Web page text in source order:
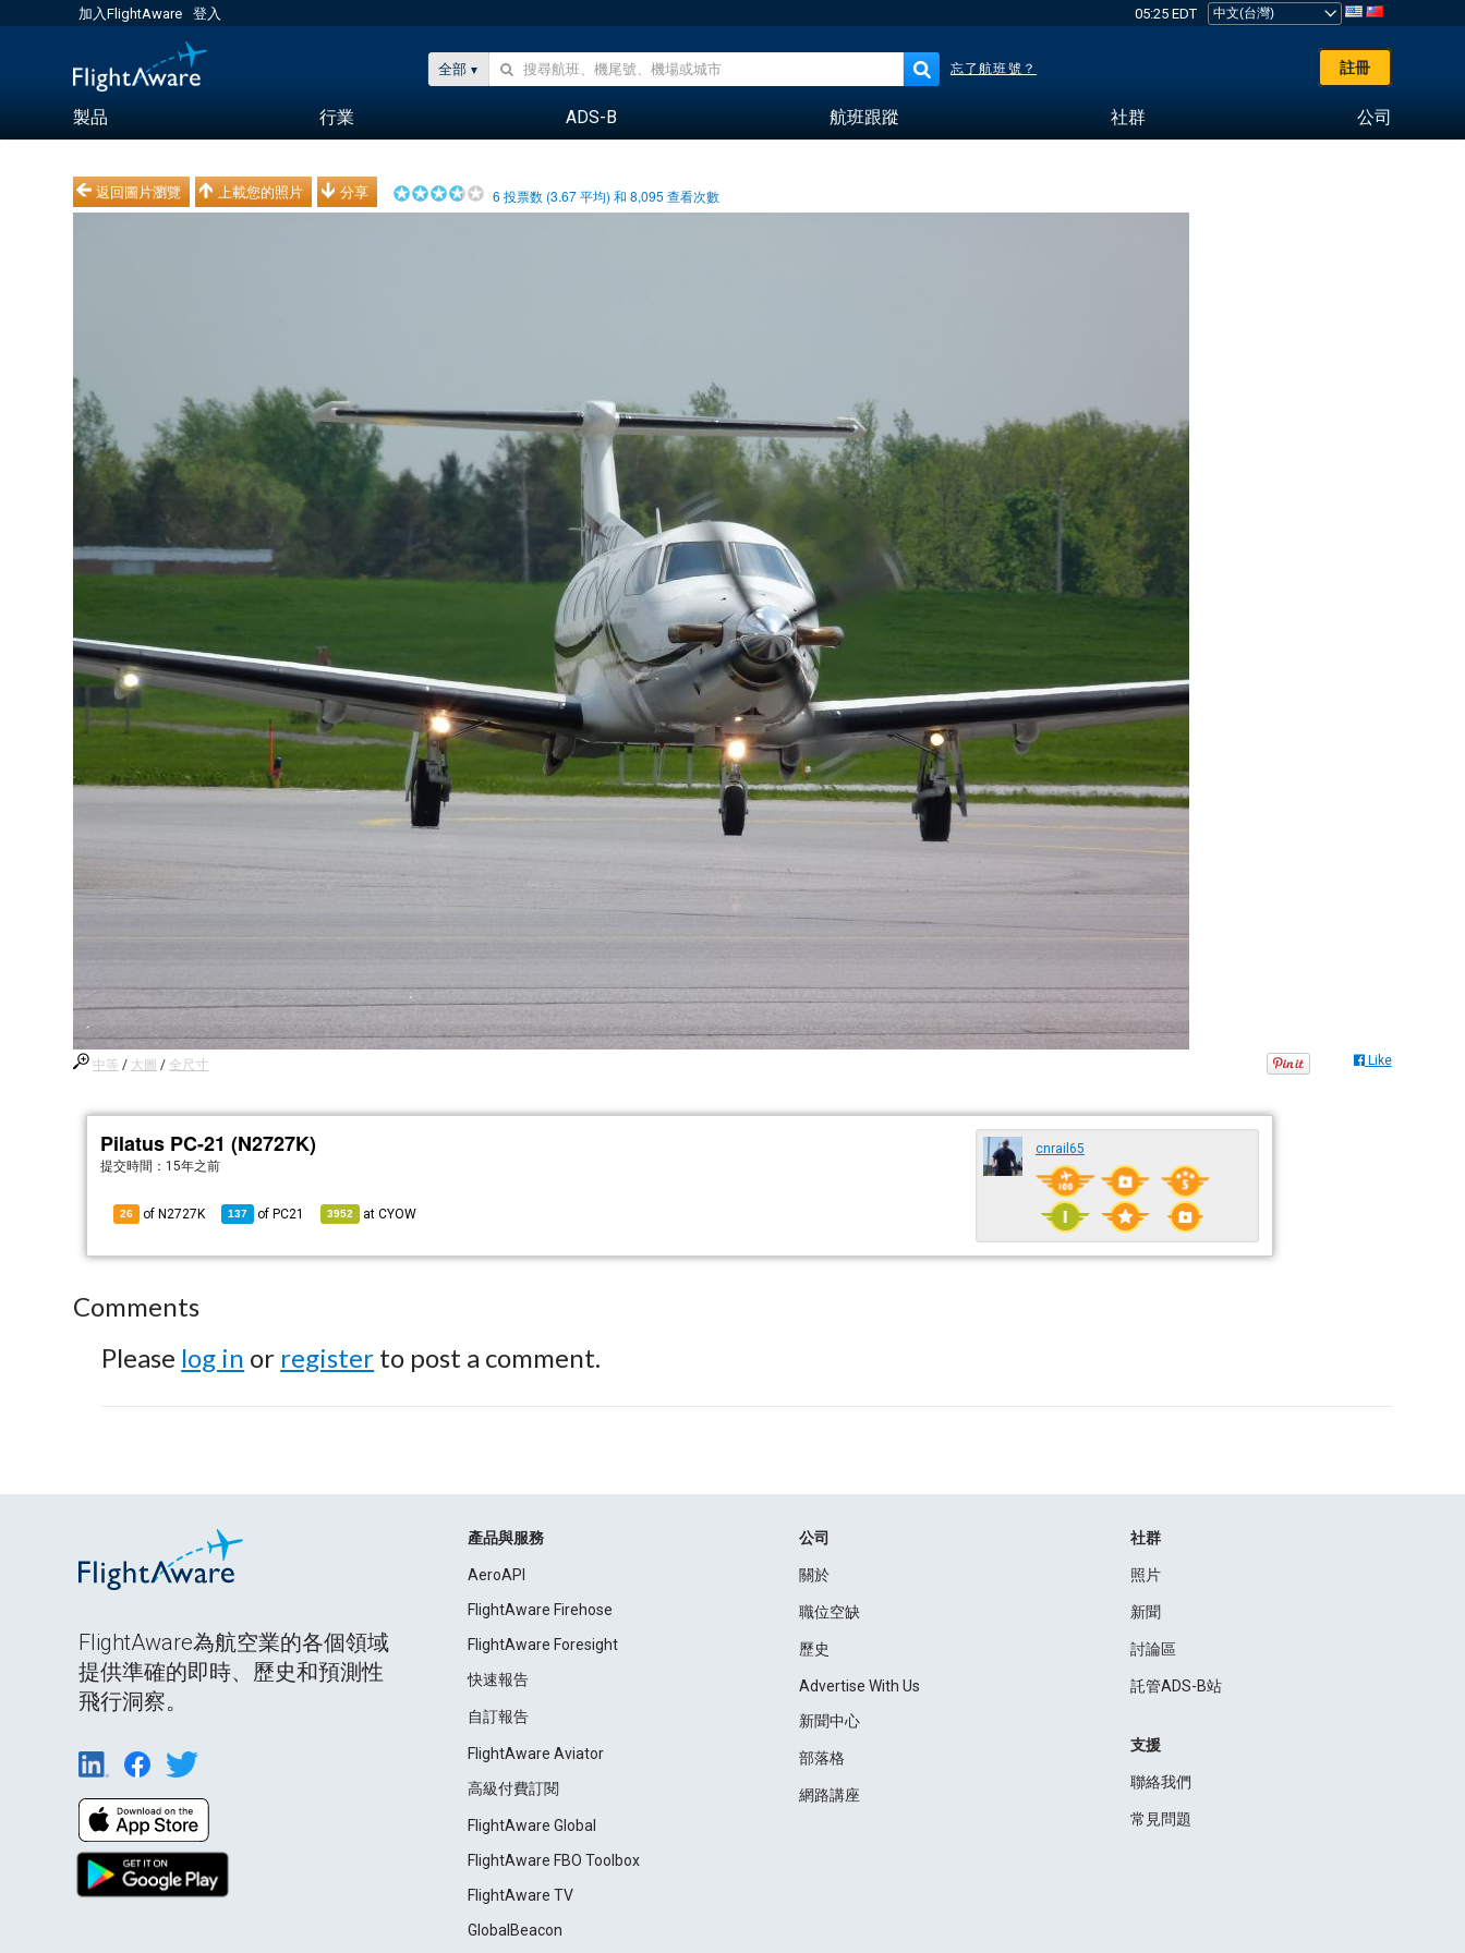
加入FlightAware 登入 05:25 EDT
全部 忘了航班號？ 註冊
製品 行業 ADS-B 航班跟蹤 社群 公司
返回圖片瀏覽 上載您的照片 分享 6 投票数 (3.67平均) 和8,095 查看次數
中等 / 大圖 / 全尺寸 Like
Pilatus PC-21 (N2727K)
提交時間： 15年之前
26 of N2727K 137 of PC21 3952 atCYOW
cnrail65
Comments
Please log in or register to post a comment.
FlightAware為航空業的各個領域
提供準確的即時、歷史和預測性
飛行洞察。
產品與服務
AeroAPI
FlightAware Firehose
FlightAware Foresight
快速報告
自訂報告
FlightAware Aviator
高級付費訂閱
FlightAware Global
FlightAware FBO Toolbox
FlightAware TV
GlobalBeacon
公司
關於
職位空缺
歷史
Advertise With Us
新聞中心
部落格
網路講座
社群
照片
新聞
討論區
託管ADS-B站
支援
聯絡我們
常見問題